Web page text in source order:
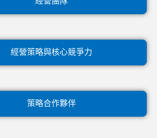
經營策略與核心競爭力
策略合作夥伴